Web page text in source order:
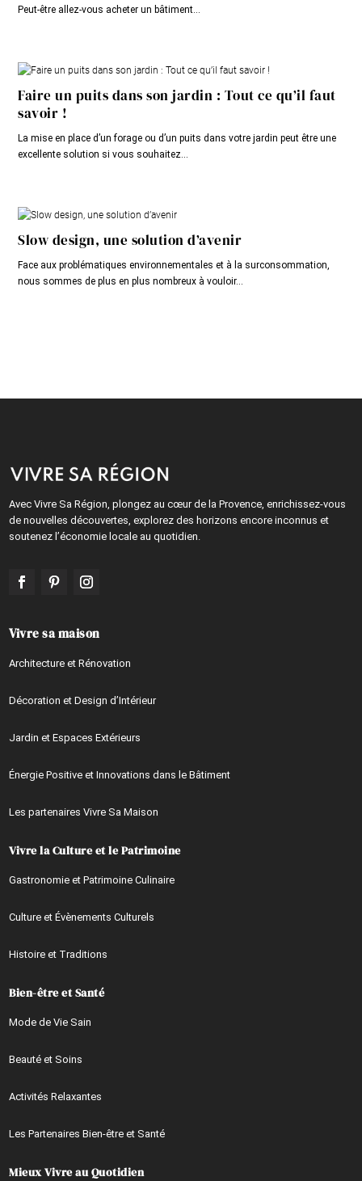
Peut-être allez-vous acheter un bâtiment...
Faire un puits dans son jardin : Tout ce qu’il faut
savoir !
La mise en place d’un forage ou d’un puits dans votre jardin peut être une
excellente solution si vous souhaitez...
Slow design, une solution d’avenir
Face aux problématiques environnementales et à la surconsommation,
nous sommes de plus en plus nombreux à vouloir...
Avec Vivre Sa Région, plongez au cœur de la Provence, enrichissez-vous
de nouvelles découvertes, explorez des horizons encore inconnus et
soutenez l’économie locale au quotidien.
Vivre sa maison
Architecture et Rénovation
Décoration et Design d’Intérieur
Jardin et Espaces Extérieurs
Énergie Positive et Innovations dans le Bâtiment
Les partenaires Vivre Sa Maison
Vivre la Culture et le Patrimoine
Gastronomie et Patrimoine Culinaire
Culture et Évènements Culturels
Histoire et Traditions
Bien-être et Santé
Mode de Vie Sain
Beauté et Soins
Activités Relaxantes
Les Partenaires Bien-être et Santé
Mieux Vivre au Quotidien